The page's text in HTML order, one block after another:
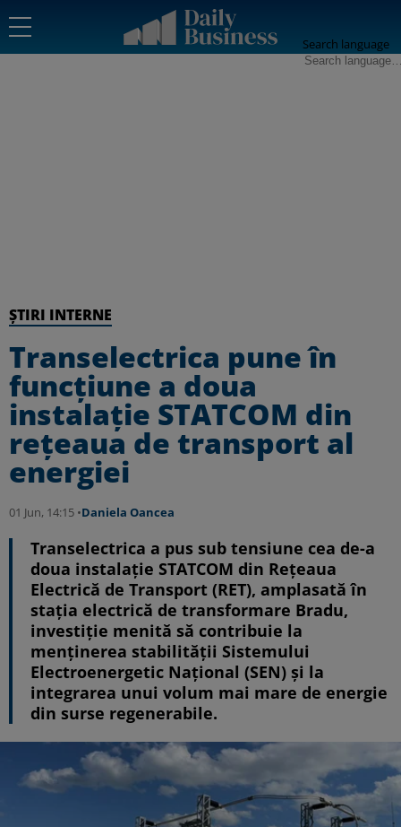
Search language
ȘTIRI INTERNE
Transelectrica pune în
funcțiune a doua
instalație STATCOM din
rețeaua de transport al
energiei
01 Jun, 14:15 •Daniela Oancea
Transelectrica a pus sub tensiune cea de-a
doua instalație STATCOM din Rețeaua
Electrică de Transport (RET), amplasată în
stația electrică de transformare Bradu,
investiție menită să contribuie la
menținerea stabilității Sistemului
Electroenergetic Național (SEN) și la
integrarea unui volum mai mare de energie
din surse regenerabile.